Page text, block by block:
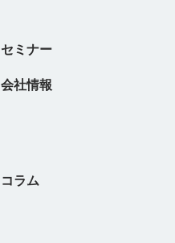
セミナー
会社情報
コラム